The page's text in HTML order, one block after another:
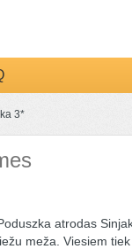
3*
atrodas
meža. Viesiem